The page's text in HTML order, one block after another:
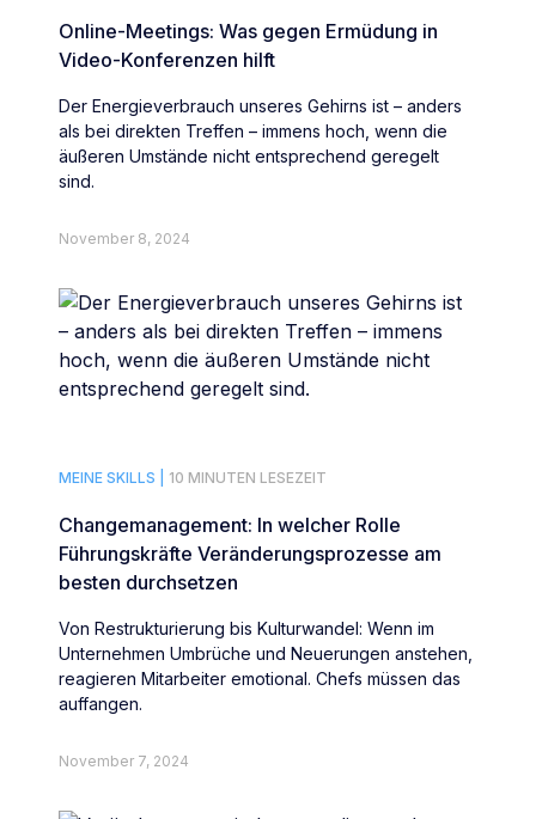
Online-Meetings: Was gegen Ermüdung in
Video-Konferenzen hilft
Der Energieverbrauch unseres Gehirns ist – anders
als bei direkten Treffen – immens hoch, wenn die
äußeren Umstände nicht entsprechend geregelt
sind.
November 8, 2024
MEINE SKILLS | 10 MINUTEN LESEZEIT
Changemanagement: In welcher Rolle
Führungskräfte Veränderungsprozesse am
besten durchsetzen
Von Restrukturierung bis Kulturwandel: Wenn im
Unternehmen Umbrüche und Neuerungen anstehen,
reagieren Mitarbeiter emotional. Chefs müssen das
auffangen.
November 7, 2024